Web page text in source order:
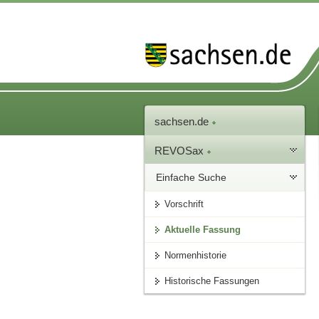
sachsen.de
REVOSax
Einfache Suche
Vorschrift
Aktuelle Fassung
Normenhistorie
Historische Fassungen